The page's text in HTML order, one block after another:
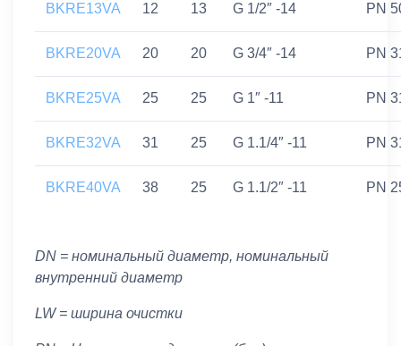
BKRE13VA 12 13 G 1/2″ -14 PN
BKRE20VA 20 20 G 3/4″ -14 PN
BKRE25VA 25 25 G 1″ -11 PN
BKRE32VA 31 25 G 1.1/4″ -11 PN
BKRE40VA 38 25 G 1.1/2″ -11 PN
DN = номинальный диаметр, номинальный
внутренний диаметр
LW = ширина очистки